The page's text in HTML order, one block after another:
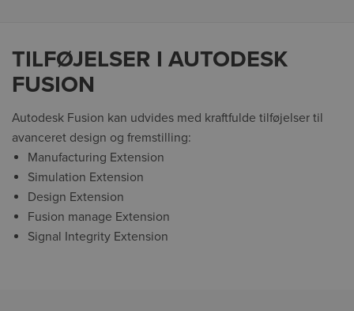
TILFØJELSER I AUTODESK
FUSION
Autodesk Fusion kan udvides med kraftfulde tilføjelser til
avanceret design og fremstilling:
Manufacturing Extension
Simulation Extension
Design Extension
Fusion manage Extension
Signal Integrity Extension